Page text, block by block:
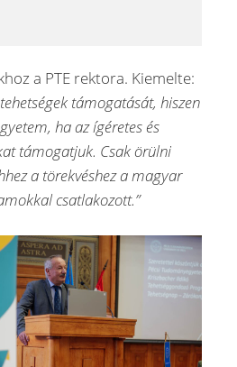
a PTE rektora. Kiemelte:
támogatását, hiszen
ha az ígéretes és
támogatjuk. Csak örülni
a törekvéshez a magyar
csatlakozott.”